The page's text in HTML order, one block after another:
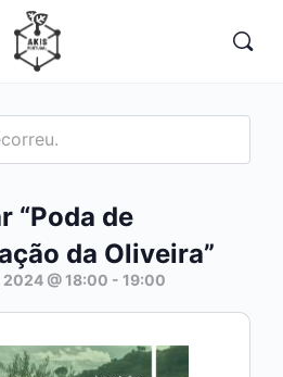
“Poda de
da Oliveira”
2024 @ 18:00 - 19:00